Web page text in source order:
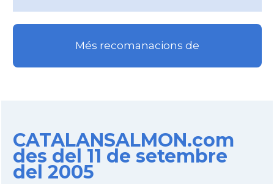
Més recomanacions de
CATALANSALMON.com
des del 11 de setembre
del 2005